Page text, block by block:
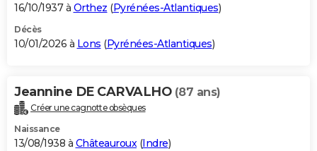
16/10/1937 à Orthez (Pyrénées-Atlantiques)
Décès
10/01/2026 à Lons (Pyrénées-Atlantiques)
Jeannine DE CARVALHO (87 ans)
Créer une cagnotte obsèques
Naissance
13/08/1938 à Châteauroux(Indre)